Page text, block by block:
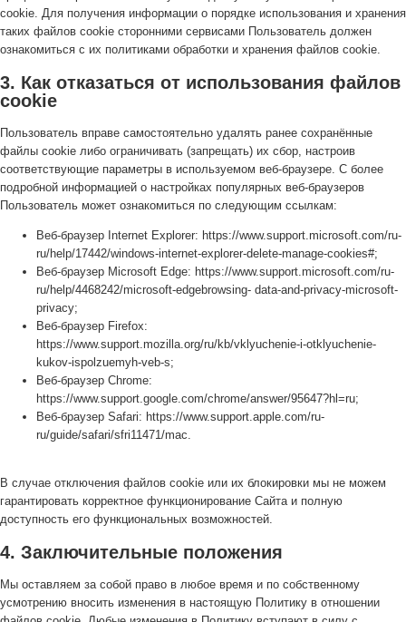
cookie. Для получения информации о порядке использования и хранения
таких файлов cookie сторонними сервисами Пользователь должен
ознакомиться с их политиками обработки и хранения файлов cookie.
3. Как отказаться от использования файлов
cookie
Пользователь вправе самостоятельно удалять ранее сохранённые
файлы cookie либо ограничивать (запрещать) их сбор, настроив
соответствующие параметры в используемом веб-браузере. С более
подробной информацией о настройках популярных веб-браузеров
Пользователь может ознакомиться по следующим ссылкам:
Веб-браузер Internet Explorer: https://www.support.microsoft.com/ru-
ru/help/17442/windows-internet-explorer-delete-manage-cookies#;
Веб-браузер Microsoft Edge: https://www.support.microsoft.com/ru-
ru/help/4468242/microsoft-edgebrowsing- data-and-privacy-microsoft-
privacy;
Веб-браузер Firefox:
https://www.support.mozilla.org/ru/kb/vklyuchenie-i-otklyuchenie-
kukov-ispolzuemyh-veb-s;
Веб-браузер Chrome:
https://www.support.google.com/chrome/answer/95647?hl=ru;
Веб-браузер Safari: https://www.support.apple.com/ru-
ru/guide/safari/sfri11471/mac.
В случае отключения файлов cookie или их блокировки мы не можем
гарантировать корректное функционирование Сайта и полную
доступность его функциональных возможностей.
4. Заключительные положения
Мы оставляем за собой право в любое время и по собственному
усмотрению вносить изменения в настоящую Политику в отношении